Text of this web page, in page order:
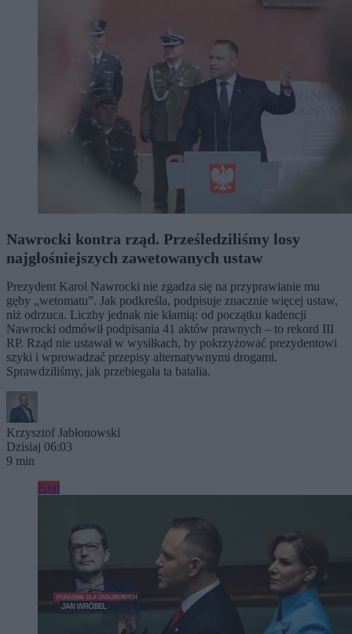
Nawrocki kontra rząd. Prześledziliśmy losy
najgłośniejszych zawetowanych ustaw
Prezydent Karol Nawrocki nie zgadza się na przyprawianie mu
gęby „wetomatu”. Jak podkreśla, podpisuje znacznie więcej ustaw,
niż odrzuca. Liczby jednak nie kłamią: od początku kadencji
Nawrocki odmówił podpisania 41 aktów prawnych – to rekord III
RP. Rząd nie ustawał w wysiłkach, by pokrzyżować prezydentowi
szyki i wprowadzać przepisy alternatywnymi drogami.
Sprawdziliśmy, jak przebiegała ta batalia.
Krzysztof Jabłonowski
Dzisiaj 06:03
9 min
Kraj